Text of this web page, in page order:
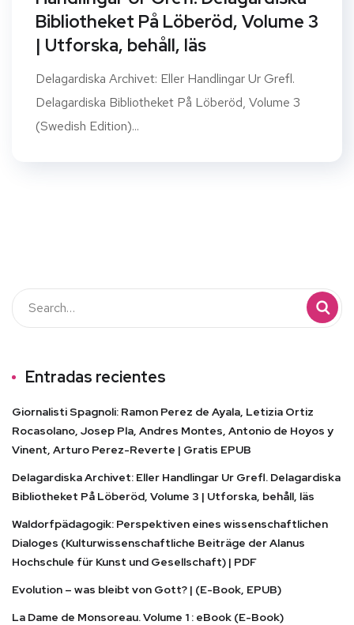
Bibliotheket På Löberöd, Volume 3
| Utforska, behåll, läs
Delagardiska Archivet: Eller Handlingar Ur Grefl.
Delagardiska Bibliotheket På Löberöd, Volume 3
(Swedish Edition)...
Entradas recientes
Giornalisti Spagnoli: Ramon Perez de Ayala, Letizia Ortiz
Rocasolano, Josep Pla, Andres Montes, Antonio de Hoyos y
Vinent, Arturo Perez-Reverte | Gratis EPUB
Delagardiska Archivet: Eller Handlingar Ur Grefl. Delagardiska
Bibliotheket På Löberöd, Volume 3 | Utforska, behåll, läs
Waldorfpädagogik: Perspektiven eines wissenschaftlichen
Dialoges (Kulturwissenschaftliche Beiträge der Alanus
Hochschule für Kunst und Gesellschaft) | PDF
Evolution – was bleibt von Gott? | (E-Book, EPUB)
La Dame de Monsoreau. Volume 1 : eBook (E-Book)